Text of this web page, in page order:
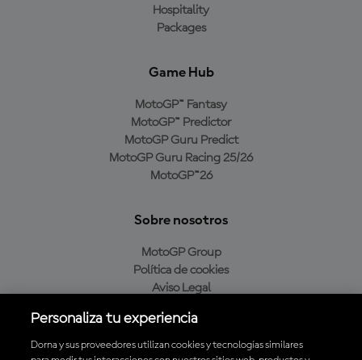
Hospitality
Packages
Game Hub
MotoGP™ Fantasy
MotoGP™ Predictor
MotoGP Guru Predict
MotoGP Guru Racing 25/26
MotoGP™26
Sobre nosotros
MotoGP Group
Política de cookies
Aviso Legal
Política de compra
Personaliza tu experiencia
Dorna y sus proveedores utilizan cookies y tecnologías similares